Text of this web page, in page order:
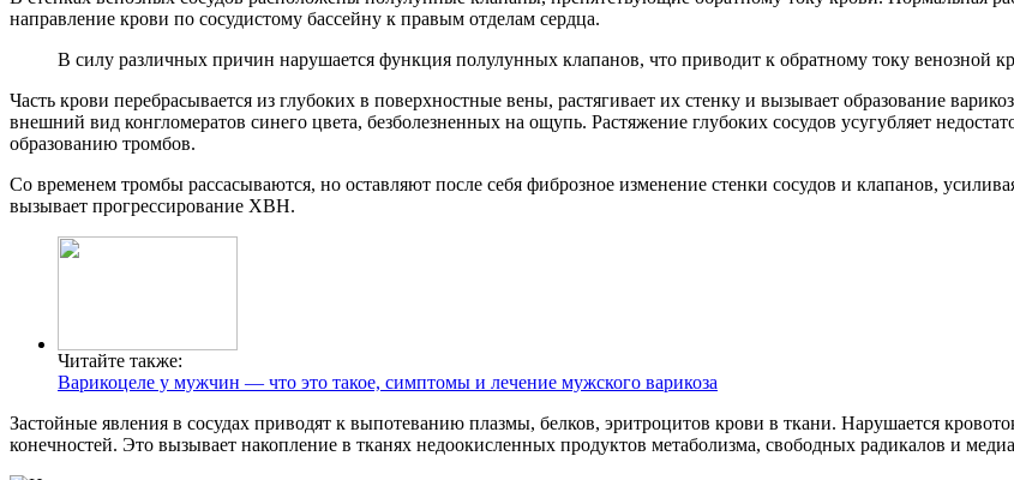
направление крови по сосудистому бассейну к правым отделам сердца.
В силу различных причин нарушается функция полулунных клапанов, что приводит к обратному току венозной
Часть крови перебрасывается из глубоких в поверхностные вены, растягивает их стенку и вызывает образование
внешний вид конгломератов синего цвета, безболезненных на ощупь. Растяжение глубоких сосудов усугубляет
образованию тромбов.
Со временем тромбы рассасываются, но оставляют после себя фиброзное изменение стенки сосудов и клапанов,
вызывает прогрессирование ХВН.
Читайте также:
Варикоцеле у мужчин — что это такое, симптомы и лечение мужского варикоза
Застойные явления в сосудах приводят к выпотеванию плазмы, белков, эритроцитов крови в ткани. Нарушается
конечностей. Это вызывает накопление в тканях недоокисленных продуктов метаболизма, свободных радикалов и